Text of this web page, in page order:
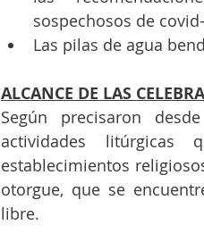
sospechosos de
Las pilas de agua
ALCANCE DE LAS
Según precisaron
actividades
establecimientos
otorgue, que se
libre.